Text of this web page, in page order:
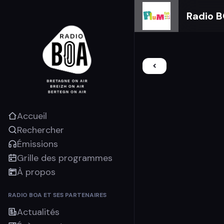
Accueil
Rechercher
Émissions
Grille des programmes
À propos
RADIO BOA ET SES PARTENAIRES
Actualités
Radio